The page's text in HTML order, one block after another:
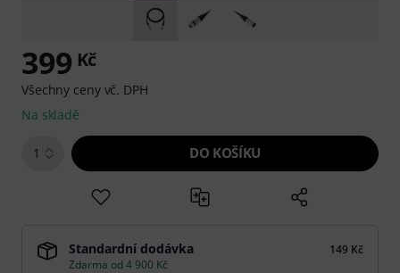
399 Kč
Všechny ceny vč. DPH
Na skladě
1 DO KOŠÍKU
Standardní dodávka
149 Kč
Zdarma od 4 900 Kč